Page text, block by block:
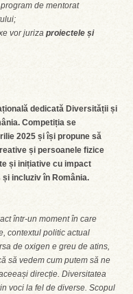
de mentorat
vor juriza proiectele și
dedicată Diversității și
Competiția se
2025 și își propune să
și persoanele fizice
și inițiative cu impact
incluziv în România.
într-un moment în care
contextul politic actual
de oxigen e greu de atins,
să vedem cum putem să ne
direcție. Diversitatea
voci la fel de diverse. Scopul